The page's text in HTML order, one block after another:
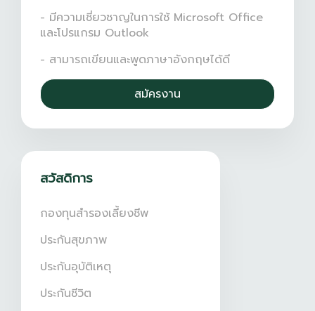
- มีความเชี่ยวชาญในการใช้ Microsoft Office
และโปรแกรม Outlook
- สามารถเขียนและพูดภาษาอังกฤษได้ดี
สวัสดิการ
กองทุนสำรองเลี้ยงชีพ
ประกันสุขภาพ
ประกันอุบัติเหตุ
ประกันชีวิต